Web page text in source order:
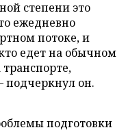
степени это
ежедневно
потоке, и
едет на обычном
транспорте,
подчеркнул он.
подготовки